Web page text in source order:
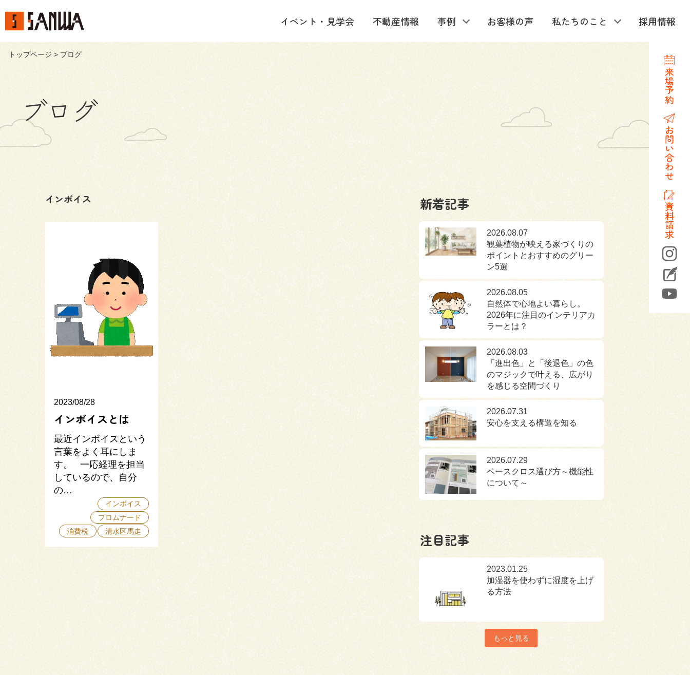
イベント・見学会 不動産情報 事例 お客様の声 私たちのこと 採用情報
来場予約
お問い合わせ
資料請求
トップページ > ブログ
ブログ
インボイス
2023/08/28
インボイスとは
最近インボイスという
言葉をよく耳にしま
す。 一応経理を担当
しているので、自分
の…
インボイス
プロムナード
消費税
清水区馬走
新着記事
2026.08.07
観葉植物が映える家づくりの
ポイントとおすすめのグリー
ン5選
2026.08.05
自然体で心地よい暮らし。
2026年に注目のインテリアカ
ラーとは？
2026.08.03
「進出色」と「後退色」の色
のマジックで叶える、広がり
を感じる空間づくり
2026.07.31
安心を支える構造を知る
2026.07.29
ベースクロス選び方～機能性
について～
注目記事
2023.01.25
加湿器を使わずに湿度を上げ
る方法
もっと見る